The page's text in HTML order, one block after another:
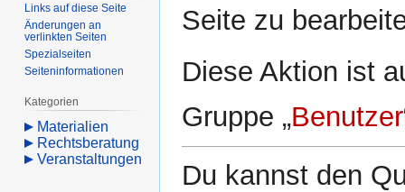
Seite zu
Diese Aktion ist
Gruppe „Benutzer
Du kannst den
Links auf diese Seite
Änderungen an
verlinkten Seiten
Spezialseiten
Seiten­­informationen
Kategorien
Materialien
Rechtsberatung
Veranstaltungen